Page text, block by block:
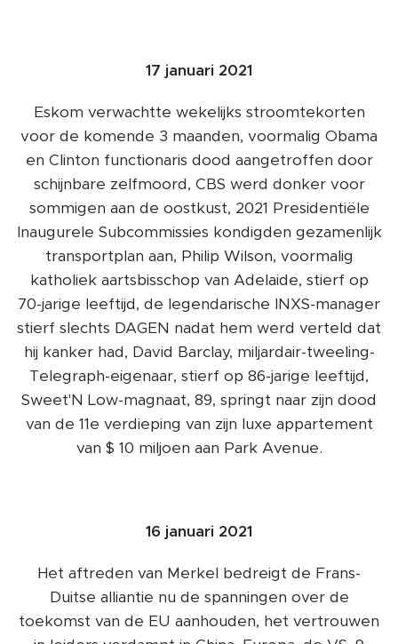
17 januari 2021
Eskom verwachtte wekelijks stroomtekorten
voor de komende 3 maanden, voormalig Obama
en Clinton functionaris dood aangetroffen door
schijnbare zelfmoord, CBS werd donker voor
sommigen aan de oostkust, 2021 Presidentiële
Inaugurele Subcommissies kondigden gezamenlijk
transportplan aan, Philip Wilson, voormalig
katholiek aartsbisschop van Adelaide, stierf op
70-jarige leeftijd, de legendarische INXS-manager
stierf slechts DAGEN nadat hem werd verteld dat
hij kanker had, David Barclay, miljardair-tweeling-
Telegraph-eigenaar, stierf op 86-jarige leeftijd,
Sweet'N Low-magnaat, 89, springt naar zijn dood
van de 11e verdieping van zijn luxe appartement
van $ 10 miljoen aan Park Avenue.
16 januari 2021
Het aftreden van Merkel bedreigt de Frans-
Duitse alliantie nu de spanningen over de
toekomst van de EU aanhouden, het vertrouwen